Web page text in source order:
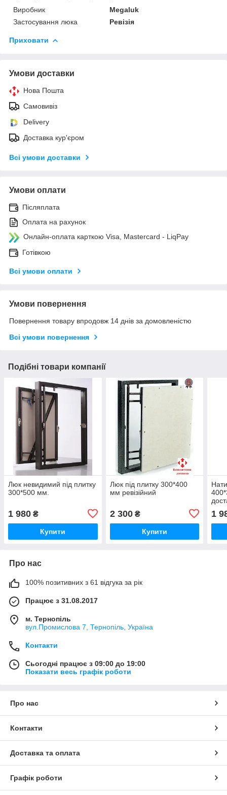
Виробник
Megaluk
Застосування люка
Ревізія
Приховати
Умови доставки
Нова Пошта
Самовивіз
Delivery
Доставка кур'єром
Всі умови доставки
Умови оплати
Післяплата
Оплата на рахунок
Онлайн-оплата карткою Visa, Mastercard - LiqPay
Готівкою
Всі умови оплати
Умови повернення
Повернення товару впродовж 14 днів за домовленістю
Всі умови повернення
Подібні товари компанії
Люк невидимий під плитку
300*500 мм.
1 980 ₴
Купити
Люк під плитку 300*400
мм ревізійний
2 300₴
Купити
1
Про нас
100% позитивних з 61 відгука за рік
Працює з 31.08.2017
м. Тернопіль
вул.Промислова 7, Тернопіль, Україна
Контакти
Сьогодні працює з 09:00 до 19:00
Показати весь графік роботи
Про нас
Контакти
Доставка та оплата
Графік роботи